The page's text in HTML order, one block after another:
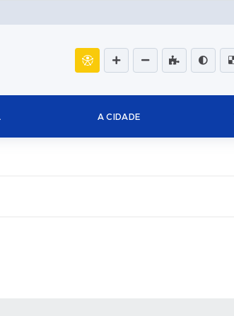
A CIDADE